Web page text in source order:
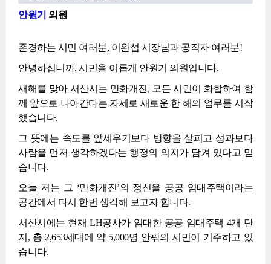
안원기 의원
존경하는 시민 여러분, 이완섭 시장님과 공직자 여러분!
안녕하십니까, 시민을 이롭게 안원기 의원입니다.
새해를 맞아 서산시는 만화개진, 모든 시민이 화합하여 함
께 앞으로 나아간다는 자세로 새로운 한 해의 업무를 시작
했습니다.
그 뜻에는 속도를 앞세우기보다 방향을 살피고 성과보다
사람을 먼저 생각하겠다는 행정의 의지가 담겨 있다고 믿
습니다.
오늘 저는 그 ‘만화개진’의 정신을 공공 임대주택이라는
공간에서 다시 한번 생각해 보고자 합니다.
서산시에는 현재 LH공사가 임대한 공공 임대주택 4개 단
지, 총 2,653세대에 약 5,000명 안팎의 시민이 거주하고 있
습니다.